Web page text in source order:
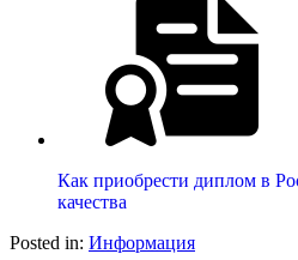
Как приобрести диплом в
качества
Posted in: Информация